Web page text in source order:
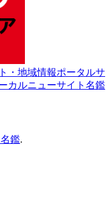
・地域情報ポータルサ
カルニューサイト名鑑
鑑.